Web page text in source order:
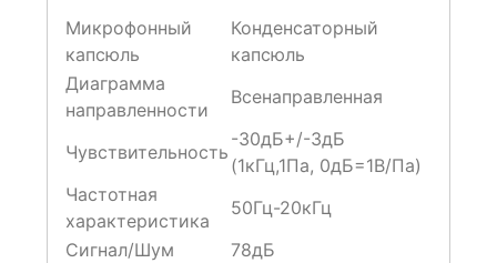
Микрофонный
капсюль
Конденсаторный
капсюль
Диаграмма
направленности
Всенаправленная
Чувствительность
-30дБ+/-3дБ
(1кГц,1Па, 0дБ=1В/Па)
Частотная
характеристика
50Гц-20кГц
Сигнал/Шум
78дБ